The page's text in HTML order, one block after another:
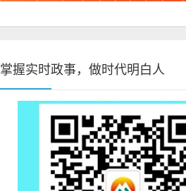
掌握实时政事，做时代明白人